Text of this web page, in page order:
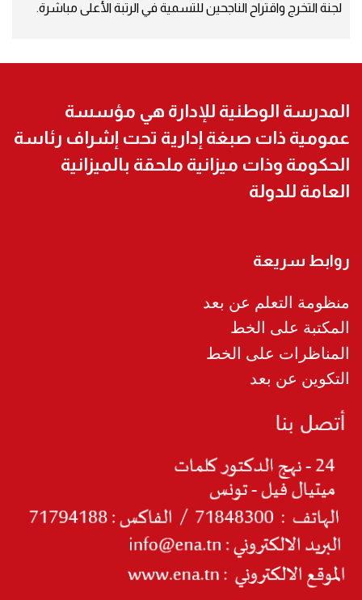
لجنة التخرج واقتراح الناجحين للتسمية في الرتبة الأعلى مباشرة.
المدرسة الوطنية للإدارة هي مؤسسة
عمومية ذات صبغة إدارية تحت إشراف رئاسة
الحكومة وذات ميزانية ملحقة بالميزانية
العامة للدولة
روابط سريعة
منظومة التعلم عن بعد
المكتبة على الخط
المناظرات على الخط
التكوين عن بعد